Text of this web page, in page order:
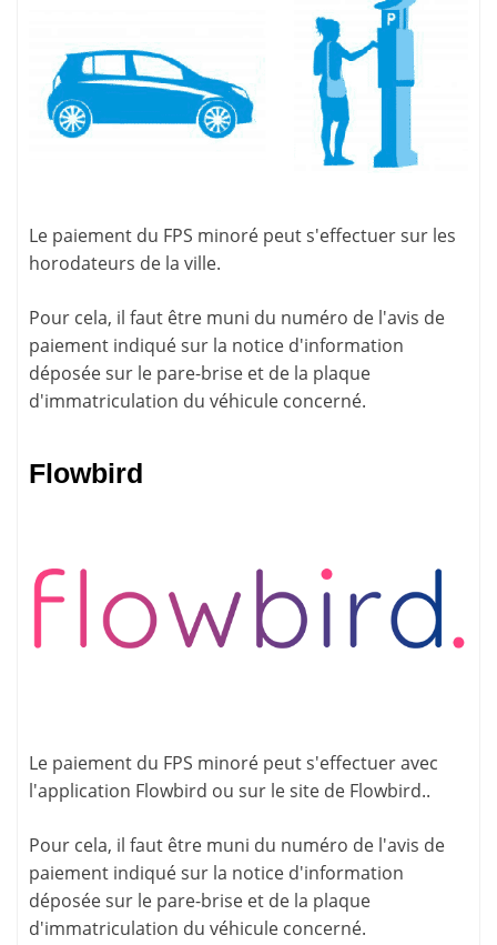
Le paiement du FPS minoré peut s'effectuer sur les
horodateurs de la ville.
Pour cela, il faut être muni du numéro de l'avis de
paiement indiqué sur la notice d'information
déposée sur le pare-brise et de la plaque
d'immatriculation du véhicule concerné.
Flowbird
Le paiement du FPS minoré peut s'effectuer avec
l'application Flowbird ou sur le site de Flowbird..
Pour cela, il faut être muni du numéro de l'avis de
paiement indiqué sur la notice d'information
déposée sur le pare-brise et de la plaque
d'immatriculation du véhicule concerné.